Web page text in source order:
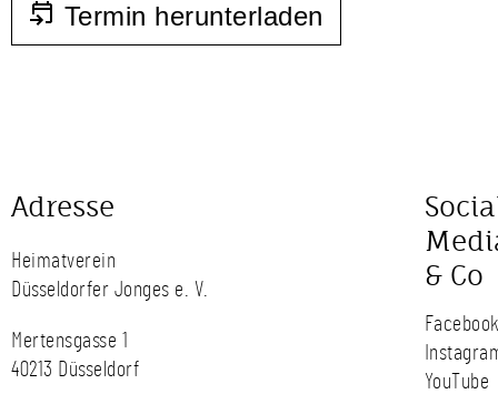
Termin herunterladen
Adresse
Heimatverein
Düsseldorfer Jonges e. V.
Mertensgasse 1
40213 Düsseldorf
& Co
YouTube